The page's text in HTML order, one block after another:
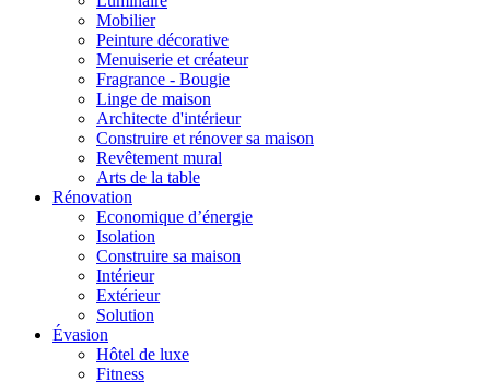
Mobilier
Peinture décorative
Menuiserie et créateur
Fragrance - Bougie
Linge de maison
Architecte d'intérieur
Construire et rénover sa maison
Revêtement mural
Arts de la table
Rénovation
Economique d’énergie
Isolation
Construire sa maison
Intérieur
Extérieur
Solution
Évasion
Hôtel de luxe
Fitness